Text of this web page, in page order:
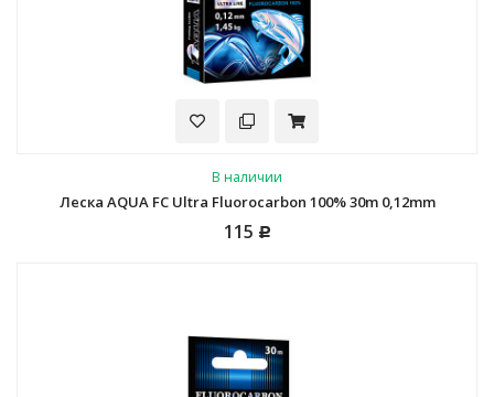
В наличии
Леска AQUA FC Ultra Fluorocarbon 100% 30m 0,12mm
115 Р